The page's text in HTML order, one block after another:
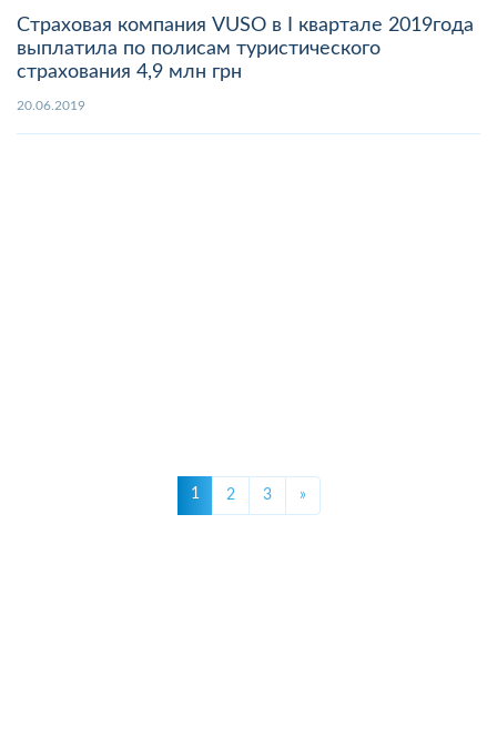
Страховая компания VUSO в I квартале 2019года
выплатила по полисам туристического
страхования 4,9 млн грн
20.06.2019
1 2 3 »